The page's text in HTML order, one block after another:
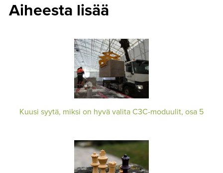
Aiheesta lisää
Kuusi syytä, miksi on hyvä valita C3C-moduulit, osa 5